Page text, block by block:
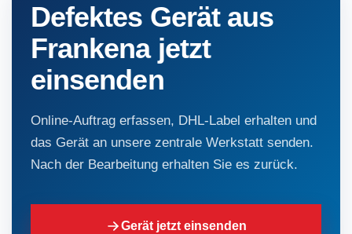
Defektes Gerät aus
Frankena jetzt
einsenden
Online-Auftrag erfassen, DHL-Label erhalten und
das Gerät an unsere zentrale Werkstatt senden.
Nach der Bearbeitung erhalten Sie es zurück.
Gerät jetzt einsenden